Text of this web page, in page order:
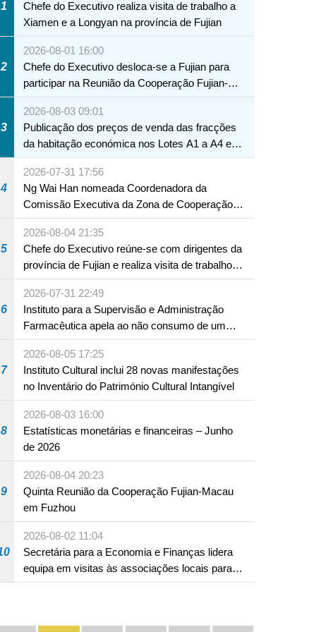
1
Chefe do Executivo realiza visita de trabalho a
Xiamen e a Longyan na província de Fujian
2
2026-08-01 16:00
Chefe do Executivo desloca-se a Fujian para
participar na Reunião da Cooperação Fujian-
Macau
3
2026-08-03 09:01
Publicação dos preços de venda das fracções
da habitação económica nos Lotes A1 a A4 e
A12 da Zona A dos Novos Aterros
4
2026-07-31 17:56
Ng Wai Han nomeada Coordenadora da
Comissão Executiva da Zona de Cooperação
Aprofundada entre Guangdong e Macau em
Hengqin
5
2026-08-04 21:35
Chefe do Executivo reúne-se com dirigentes da
província de Fujian e realiza visita de trabalho
em Fuzhou
6
2026-07-31 22:49
Instituto para a Supervisão e Administração
Farmacêutica apela ao não consumo de um
produto com substâncias medicamentosas
ocidentais
7
2026-08-05 17:25
Instituto Cultural inclui 28 novas manifestações
no Inventário do Património Cultural Intangível
8
2026-08-03 16:00
Estatísticas monetárias e financeiras – Junho
de 2026
9
2026-08-04 20:23
Quinta Reunião da Cooperação Fujian-Macau
em Fuzhou
2026-08-02 11:04
Secretária para a Economia e Finanças lidera
equipa em visitas às associações locais para
consolidar consensos e promover os trabalhos